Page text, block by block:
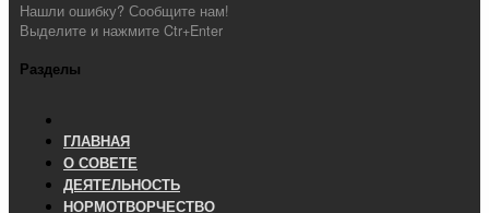
Нашли ошибку? Сообщите нам!
Выделите и нажмите Ctr+Enter
Разделы
ГЛАВНАЯ
О СОВЕТЕ
ДЕЯТЕЛЬНОСТЬ
НОРМОТВОРЧЕСТВО